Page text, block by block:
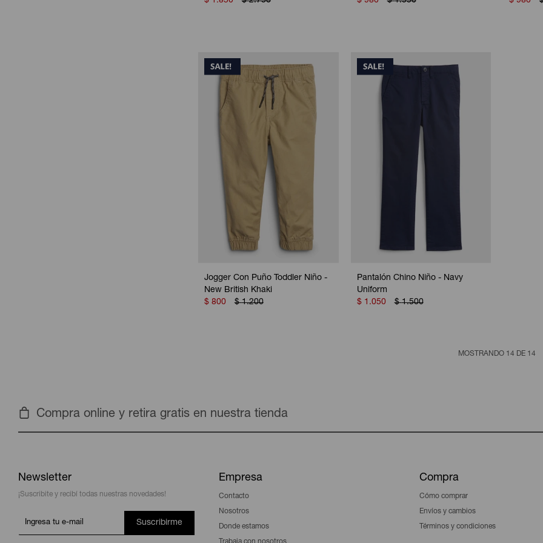
Jogger Con Puño Toddler Niño -
New British Khaki
$ 800 $ 1.200
Pantalón Chino Niño - Navy
Uniform
$ 1.050 $ 1.500
MOSTRANDO 14 DE 14
Compra online y retira gratis en nuestra tienda
Newsletter
¡Suscribite y recibí todas nuestras novedades!
Suscribirme
Empresa
Contacto
Nosotros
Donde estamos
Compra
Cómo comprar
Envíos y cambios
Términos y condiciones